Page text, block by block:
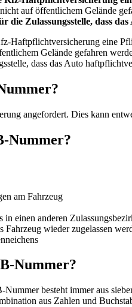
auf öffentlichem Gelände
die Zulassungsstelle, dass
Haftpflichtversicherung eine
Gelände gefahren
dass das Auto
angefordert. Dies kann
Nummer?
am Fahrzeug
in einen anderen
wieder zugelassen
Nummer?
besteht immer aus
aus Zahlen und